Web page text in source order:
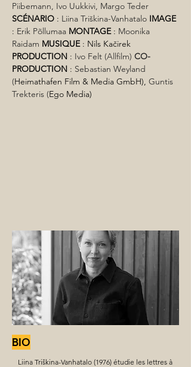
Piibemann, Ivo Uukkivi, Margo Teder
SCÉNARIO : Liina Triškina-Vanhatalo IMAGE
: Erik Põllumaa MONTAGE : Moonika
Raidam MUSIQUE : Nils Kačirek
PRODUCTION : Ivo Felt (Allfilm) CO-
PRODUCTION : Sebastian Weyland
(Heimathafen Film & Media GmbH), Guntis
Trekteris (Ego Media)
BIO
Liina Triškina-Vanhatalo (1976) étudie les lettres à